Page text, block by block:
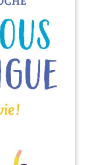
transmet avec
au cours de
Roustang…